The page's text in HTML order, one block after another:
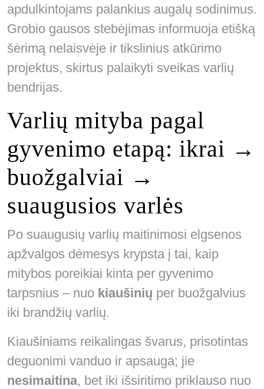
apdulkintojams palankius augalų sodinimus.
Grobio gausos stebėjimas informuoja etišką
šėrimą nelaisvėje ir tikslinius atkūrimo
projektus, skirtus palaikyti sveikas varlių
bendrijas.
Varlių mityba pagal
gyvenimo etapą: ikrai →
buožgalviai →
suaugusios varlės
Po suaugusių varlių maitinimosi elgsenos
apžvalgos dėmesys krypsta į tai, kaip
mitybos poreikiai kinta per gyvenimo
tarpsnius – nuo kiaušinių per buožgalvius
iki brandžių varlių.
Kiaušiniams reikalingas švarus, prisotintas
deguonimi vanduo ir apsauga; jie
nesimaitina, bet iki išsiritimo priklauso nuo